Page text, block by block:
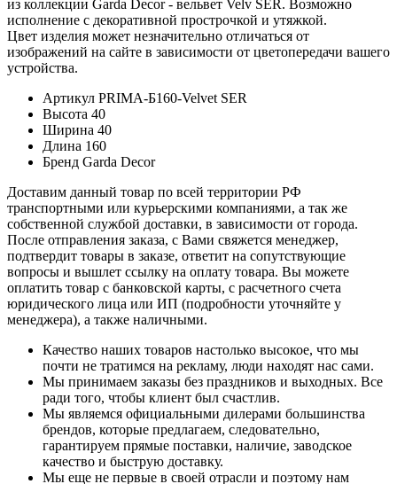
из коллекции Garda Decor - вельвет Velv SER. Возможно
исполнение с декоративной прострочкой и утяжкой.
Цвет изделия может незначительно отличаться от
изображений на сайте в зависимости от цветопередачи вашего
устройства.
Артикул PRIMA-Б160-Velvet SER
Высота 40
Ширина 40
Длина 160
Бренд Garda Decor
Доставим данный товар по всей территории РФ
транспортными или курьерскими компаниями, а так же
собственной службой доставки, в зависимости от города.
После отправления заказа, с Вами свяжется менеджер,
подтвердит товары в заказе, ответит на сопутствующие
вопросы и вышлет ссылку на оплату товара. Вы можете
оплатить товар с банковской карты, с расчетного счета
юридического лица или ИП (подробности уточняйте у
менеджера), а также наличными.
Качество наших товаров настолько высокое, что мы
почти не тратимся на рекламу, люди находят нас сами.
Мы принимаем заказы без праздников и выходных. Все
ради того, чтобы клиент был счастлив.
Мы являемся официальными дилерами большинства
брендов, которые предлагаем, следовательно,
гарантируем прямые поставки, наличие, заводское
качество и быструю доставку.
Мы еще не первые в своей отрасли и поэтому нам